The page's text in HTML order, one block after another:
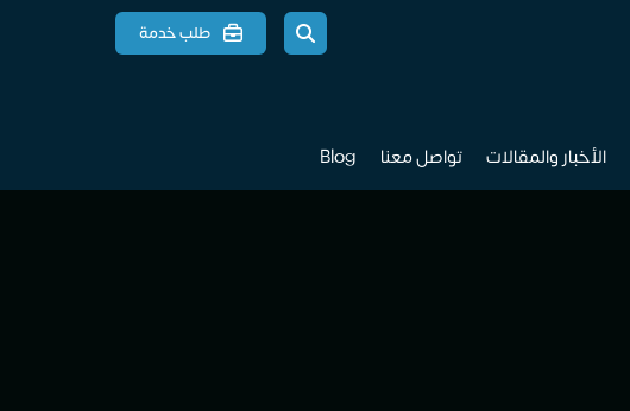
طلب خدمة
الأخبار والمقالات تواصل معنا Blog